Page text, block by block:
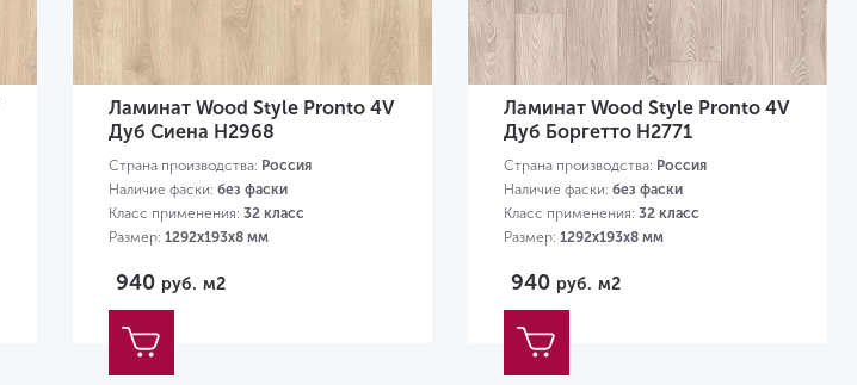
Ламинат Wood Style Pronto 4V
Дуб Сиена H2968
Страна производства: Россия
Наличие фаски: без фаски
Класс применения: 32 класс
Размер: 1292х193х8 мм
940 руб. м2
Ламинат Wood Style Pronto 4V
Дуб Боргетто H2771
Страна производства: Россия
Наличие фаски: без фаски
Класс применения: 32 класс
Размер: 1292х193х8 мм
940 руб. м2